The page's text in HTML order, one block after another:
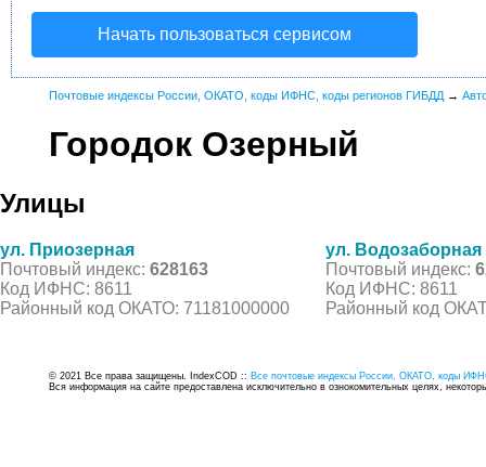
Начать пользоваться сервисом
Почтовые индексы России, ОКАТО, коды ИФНС, коды регионов ГИБДД →
Городок Озерный
Улицы
ул. Приозерная
Почтовый индекс: 628163
Код ИФНС: 8611
Районный код ОКАТО: 71181000000
ул. Водозаборная
Почтовый индекс:
Код ИФНС: 8611
Районный код
© 2021 Все права защищены. IndexCOD :: Все почтовые индексы России, ОКАТО, коды
Вся информация на сайте предоставлена исключительно в ознокомительных целях,